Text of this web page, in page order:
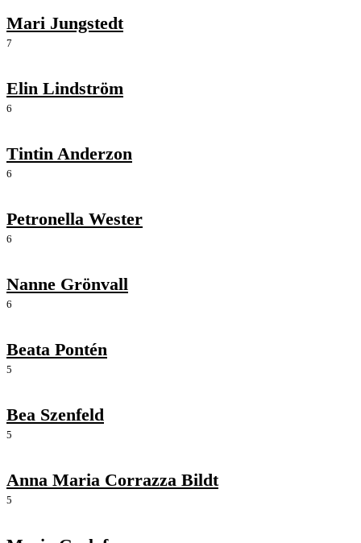
Mari Jungstedt
7
Elin Lindström
6
Tintin Anderzon
6
Petronella Wester
6
Nanne Grönvall
6
Beata Pontén
5
Bea Szenfeld
5
Anna Maria Corrazza Bildt
5